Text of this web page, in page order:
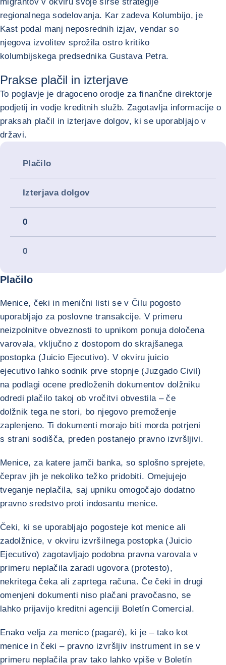
regionalnega sodelovanja. Kar zadeva Kolumbijo, je
Kast podal manj neposrednih izjav, vendar so
njegova izvolitev sprožila ostro kritiko
kolumbijskega predsednika Gustava Petra.
Prakse plačil in izterjave
To poglavje je dragoceno orodje za finančne direktorje
podjetij in vodje kreditnih služb. Zagotavlja informacije o
praksah plačil in izterjave dolgov, ki se uporabljajo v
državi.
Plačilo
Izterjava dolgov
0
0
Plačilo
Menice, čeki in menični listi se v Čilu pogosto
uporabljajo za poslovne transakcije. V primeru
neizpolnitve obveznosti to upnikom ponuja določena
varovala, vključno z dostopom do skrajšanega
postopka (Juicio Ejecutivo). V okviru juicio
ejecutivo lahko sodnik prve stopnje (Juzgado Civil)
na podlagi ocene predloženih dokumentov dolžniku
odredi plačilo takoj ob vročitvi obvestila – če
dolžnik tega ne stori, bo njegovo premoženje
zaplenjeno. Ti dokumenti morajo biti morda potrjeni
s strani sodišča, preden postanejo pravno izvršljivi.
Menice, za katere jamči banka, so splošno sprejete,
čeprav jih je nekoliko težko pridobiti. Omejujejo
tveganje neplačila, saj upniku omogočajo dodatno
pravno sredstvo proti indosantu menice.
Čeki, ki se uporabljajo pogosteje kot menice ali
zadolžnice, v okviru izvršilnega postopka (Juicio
Ejecutivo) zagotavljajo podobna pravna varovala v
primeru neplačila zaradi ugovora (protesto),
nekritega čeka ali zaprtega računa. Če čeki in drugi
omenjeni dokumenti niso plačani pravočasno, se
lahko prijavijo kreditni agenciji Boletín Comercial.
Enako velja za menico (pagaré), ki je – tako kot
menice in čeki – pravno izvršljiv instrument in se v
primeru neplačila prav tako lahko vpiše v Boletín